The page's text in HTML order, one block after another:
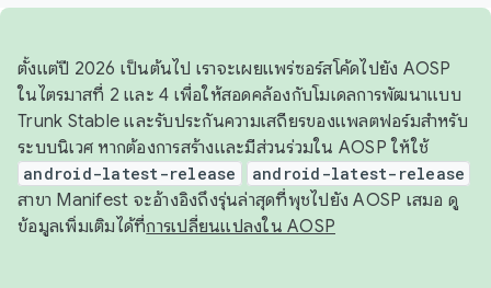
ตั้งแต่ปี 2026 เป็นต้นไป เราจะเผยแพร่ซอร์สโค้ดไปยัง AOSP
ในไตรมาสที่ 2 และ 4 เพื่อให้สอดคล้องกับโมเดลการพัฒนาแบบ
Trunk Stable และรับประกันความเสถียรของแพลตฟอร์มสำหรับ
ระบบนิเวศ หากต้องการสร้างและมีส่วนร่วมใน AOSP ให้ใช้
android-latest-release android-latest-release
สาขา Manifest จะอ้างอิงถึงรุ่นล่าสุดที่พุชไปยัง AOSP เสมอ ดู
ข้อมูลเพิ่มเติมได้ที่การเปลี่ยนแปลงใน AOSP